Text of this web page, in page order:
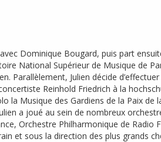
Dominique Bougard, puis part
National Supérieur de Musique de
Parallèlement, Julien décide
Reinhold Friedrich à la
la Musique des Gardiens de la Paix de
a joué au sein de nombreux
Orchestre Philharmonique de Radio
et sous la direction des plus grands